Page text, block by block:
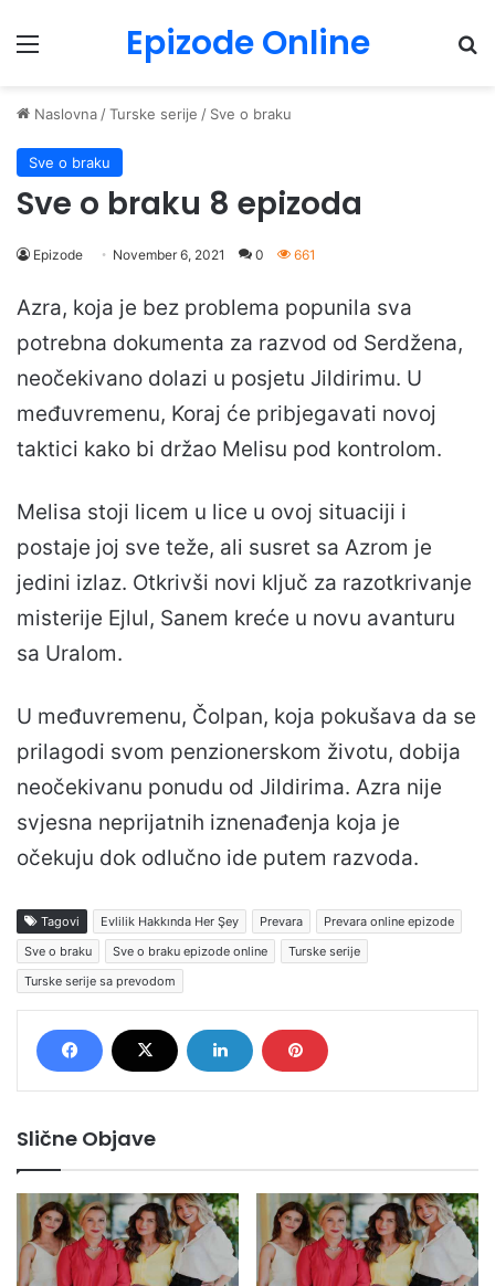
Menu Epizode Online
Naslovna /Turske serije / Sve o braku
Sve o braku
Sve o braku 8 epizoda
Epizode November 6, 2021 0 661
Azra, koja je bez problema popunila sva
potrebna dokumenta za razvod od Serdžena,
neočekivano dolazi u posjetu Jildirimu. U
međuvremenu, Koraj će pribjegavati novoj
taktici kako bi držao Melisu pod kontrolom.
Melisa stoji licem u lice u ovoj situaciji i
postaje joj sve teže, ali susret sa Azrom je
jedini izlaz. Otkrivši novi ključ za razotkrivanje
misterije Ejlul, Sanem kreće u novu avanturu
sa Uralom.
U međuvremenu, Čolpan, koja pokušava da se
prilagodi svom penzionerskom životu, dobija
neočekivanu ponudu od Jildirima. Azra nije
svjesna neprijatnih iznenađenja koja je
očekuju dok odlučno ide putem razvoda.
Tagovi Evlilik Hakkında Her Şey Prevara
Prevara online epizode
Sve o braku
Sve o braku epizode online
Turske serije
Turske serije sa prevodom
Slične Objave